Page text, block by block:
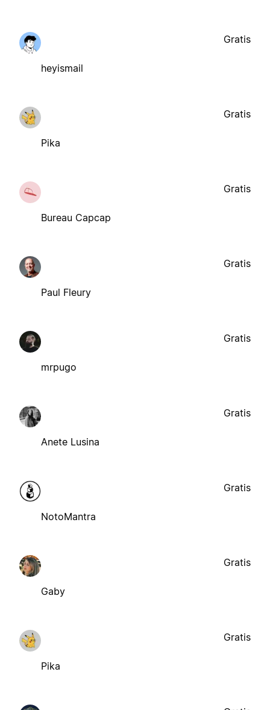
heyismail
Gratis
Pika
Gratis
Bureau Capcap
Gratis
Paul Fleury
Gratis
mrpugo
Gratis
Anete Lusina
Gratis
NotoMantra
Gratis
Gaby
Gratis
Pika
Gratis